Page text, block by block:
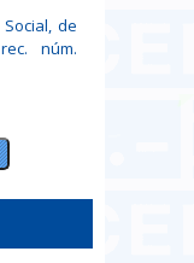
de
núm.